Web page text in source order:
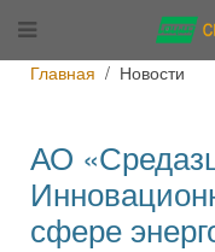
Главная Новости
АО
сфере